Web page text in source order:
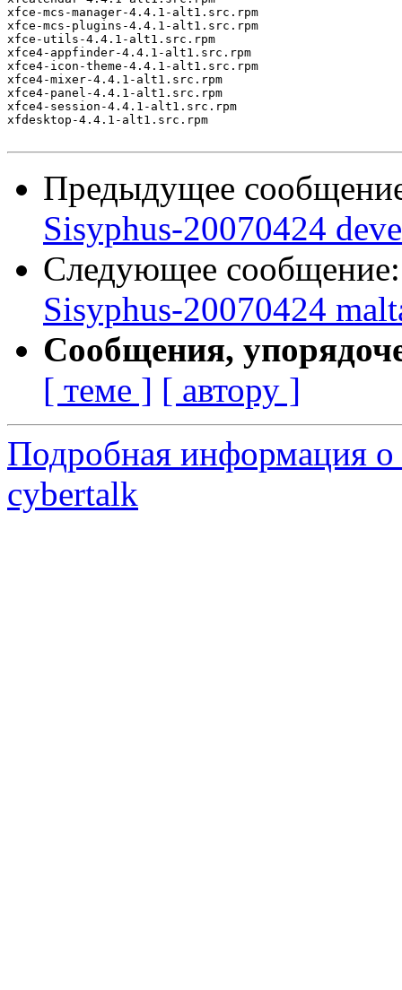
xfce-mcs-manager-4.4.1-alt1.src.rpm
xfce-mcs-plugins-4.4.1-alt1.src.rpm
xfce-utils-4.4.1-alt1.src.rpm
xfce4-appfinder-4.4.1-alt1.src.rpm
xfce4-icon-theme-4.4.1-alt1.src.rpm
xfce4-mixer-4.4.1-alt1.src.rpm
xfce4-panel-4.4.1-alt1.src.rpm
xfce4-session-4.4.1-alt1.src.rpm
xfdesktop-4.4.1-alt1.src.rpm
Предыдущее
Sisyphus-20070424
Следующее
Sisyphus-20070424
Сообщения,
[ теме ] [ автору ]
Подробная информация о
cybertalk